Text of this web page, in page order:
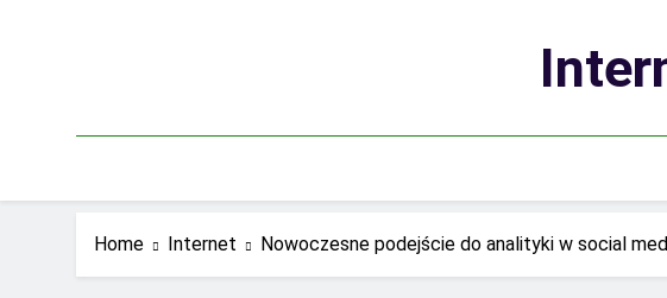
Home Internet Nowoczesne podejście do analityki w social